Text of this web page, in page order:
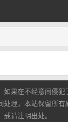
如果在不经意间侵
处理，本站保留所
载请注明出处。